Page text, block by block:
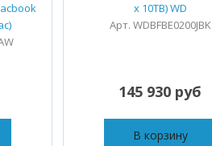
x 10TB) WD
Арт. WDBFBE0200JBK
145 930 руб
В корзину